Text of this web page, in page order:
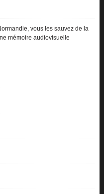
vous les sauvez de la
mémoire audiovisuelle